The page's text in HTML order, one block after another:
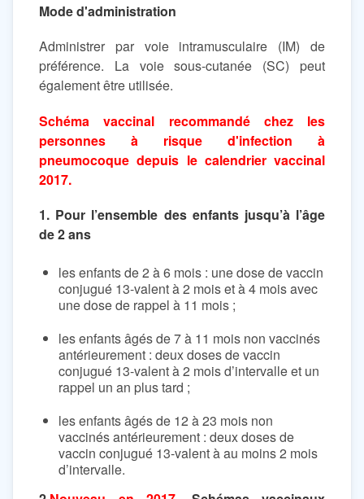
Mode d'administration
Administrer par voie intramusculaire (IM) de
préférence. La voie sous-cutanée (SC) peut
également être utilisée.
Schéma vaccinal recommandé chez les
personnes à risque d'infection à
pneumocoque depuis le calendrier vaccinal
2017.
1. Pour l’ensemble des enfants jusqu’à l’âge
de 2 ans
les enfants de 2 à 6 mois : une dose de vaccin
conjugué 13-valent à 2 mois et à 4 mois avec
une dose de rappel à 11 mois ;
les enfants âgés de 7 à 11 mois non vaccinés
antérieurement : deux doses de vaccin
conjugué 13-valent à 2 mois d’intervalle et un
rappel un an plus tard ;
les enfants âgés de 12 à 23 mois non
vaccinés antérieurement : deux doses de
vaccin conjugué 13-valent à au moins 2 mois
d’intervalle.